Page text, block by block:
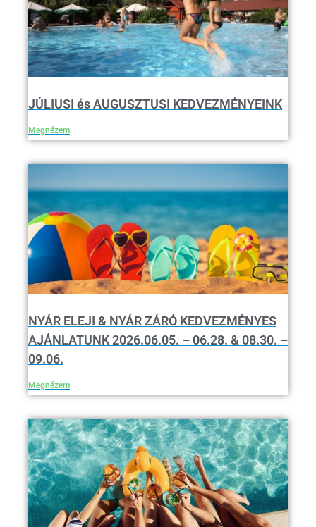
JÚLIUSI és AUGUSZTUSI KEDVEZMÉNYEINK
Megnézem
NYÁR ELEJI & NYÁR ZÁRÓ KEDVEZMÉNYES
AJÁNLATUNK 2026.06.05. – 06.28. & 08.30. –
09.06.
Megnézem